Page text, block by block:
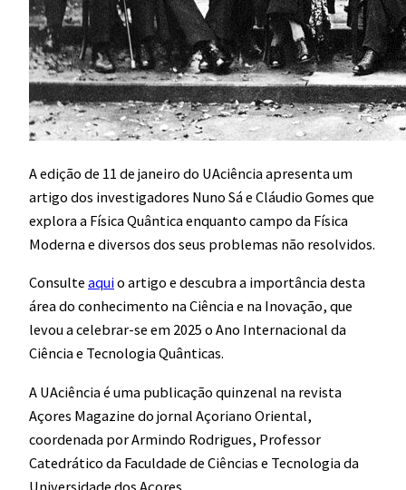
A edição de 11 de janeiro do UAciência apresenta um
artigo dos investigadores Nuno Sá e Cláudio Gomes que
explora a Física Quântica enquanto campo da Física
Moderna e diversos dos seus problemas não resolvidos.
Consulte aquio artigo e descubra a importância desta
área do conhecimento na Ciência e na Inovação, que
levou a celebrar-se em 2025 o Ano Internacional da
Ciência e Tecnologia Quânticas.
A UAciência é uma publicação quinzenal na revista
Açores Magazine do jornal Açoriano Oriental,
coordenada por Armindo Rodrigues, Professor
Catedrático da Faculdade de Ciências e Tecnologia da
Universidade dos Açores.